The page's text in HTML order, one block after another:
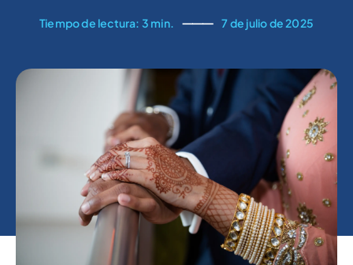
Tiempo de lectura: 3 min. ⸻ 7 de julio de 2025